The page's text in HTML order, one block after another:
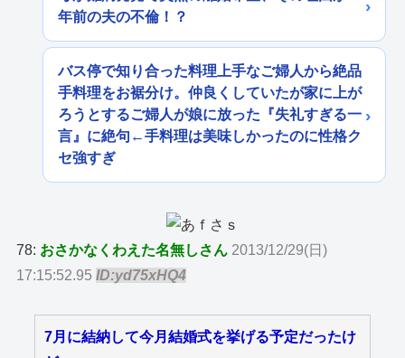
年前の夫の不倫！？
バス停で知り合った料理上手なご婦人から絶品
手料理をお裾分け。仲良くしていたが家に上が
ろうとするご婦人が娘に放った『失礼すぎる一
言』に絶句←手料理は美味しかったのに性格ク
セ強すぎ
78: おさかなくわえた名無しさん 2013/12/29(日)
17:15:52.95ID:yd75xHQ4
7月に結納して今月結婚式を挙げる予定だったけ